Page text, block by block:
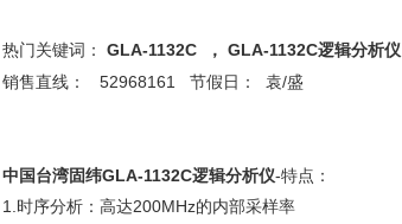
热门关键词： GLA-1132C ， GLA-1132C逻辑分析仪
销售直线：
52968161 节假日： 袁/盛
中国台湾固纬GLA-1132C逻辑分析仪-特点：
1.时序分析：高达200MHz的内部采样率